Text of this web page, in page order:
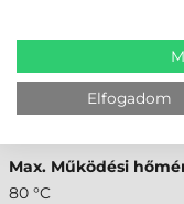
Ragasztó típusa
Normál
Min. Működési
Max. Működési
80 °C
Elfogadom